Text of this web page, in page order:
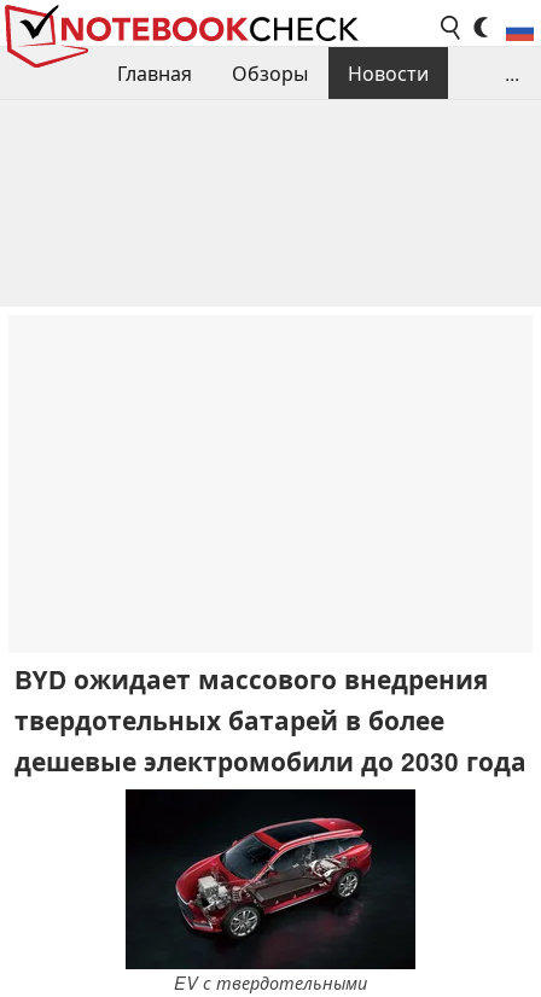
Главная Обзоры
Новости
...
BYD ожидает массового внедрения
твердотельных батарей в более
дешевые электромобили до 2030 года
EV с твердотельными